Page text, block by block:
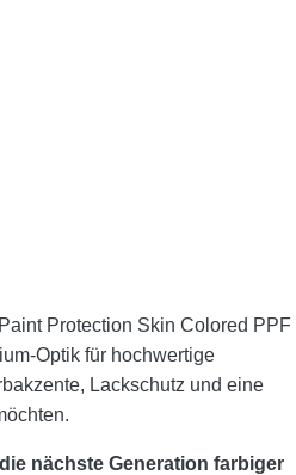
Protection Skin Colored PPF
Optik für hochwertige
Lackschutz und eine
nächste Generation farbiger